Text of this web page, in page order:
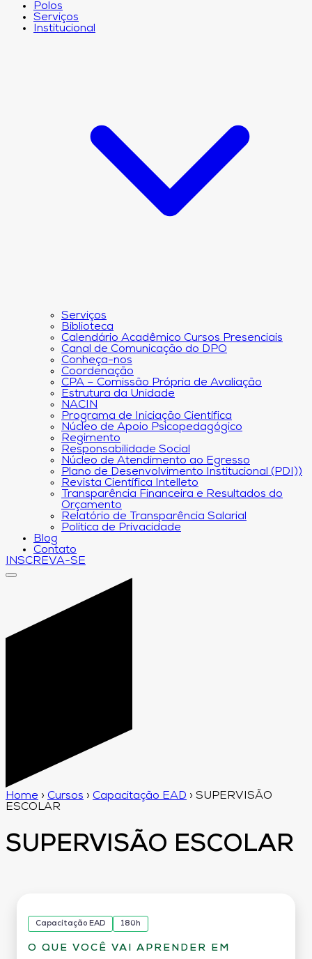
Polos
Serviços
Institucional
Serviços
Biblioteca
Calendário Acadêmico Cursos Presenciais
Canal de Comunicação do DPO
Conheça-nos
Coordenação
CPA – Comissão Própria de Avaliação
Estrutura da Unidade
NACIN
Programa de Iniciação Científica
Núcleo de Apoio Psicopedagógico
Regimento
Responsabilidade Social
Núcleo de Atendimento ao Egresso
Plano de Desenvolvimento Institucional (PDI))
Revista Científica Intelleto
Transparência Financeira e Resultados do
Orçamento
Relatório de Transparência Salarial
Política de Privacidade
Blog
Contato
INSCREVA-SE
Home › Cursos › Capacitação EAD › SUPERVISÃO
ESCOLAR
SUPERVISÃO ESCOLAR
Capacitação EAD 180h
O QUE VOCÊ VAI APRENDER EM